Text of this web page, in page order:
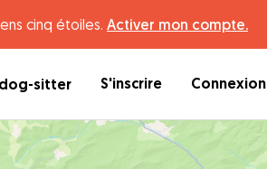
cinq étoiles. Activer mon compte.
sitter S'inscrire Connexion